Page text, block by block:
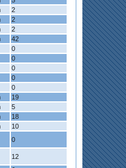
2
2
2
42
0
0
0
0
0
19
5
18
10
0
12